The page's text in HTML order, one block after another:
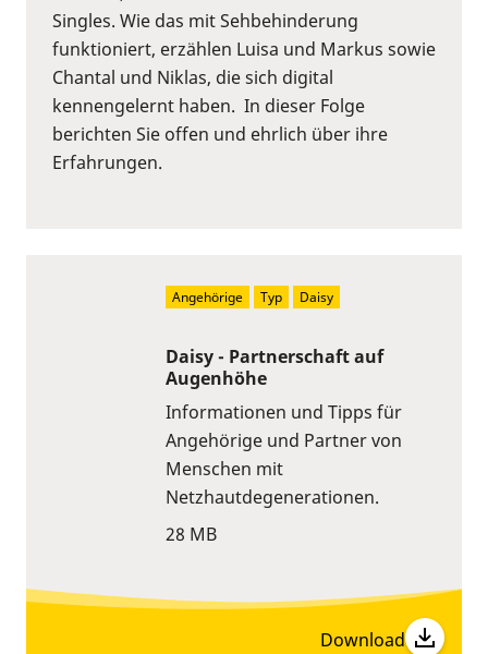
Singles. Wie das mit Sehbehinderung
funktioniert, erzählen Luisa und Markus sowie
Chantal und Niklas, die sich digital
kennengelernt haben. In dieser Folge
berichten Sie offen und ehrlich über ihre
Erfahrungen.
Daisy - Partnerschaft auf
Augenhöhe
Informationen und Tipps für
Angehörige und Partner von
Menschen mit
Netzhautdegenerationen.
28 MB
Angehörige Typ Daisy
Download